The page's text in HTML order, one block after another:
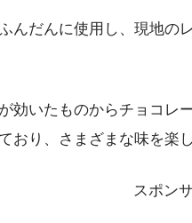
んだんに使用し、現地の
効いたものからチョコレ
おり、さまざまな味を楽し
スポン